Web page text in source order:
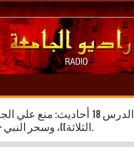
الدرس 18 أحاديث: منع
الثلاثة))، وسحر النبي -صلى الله عليه وسلم- وميراثه، والحجر الأسود.